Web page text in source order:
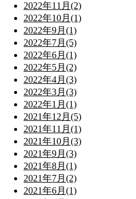
2022年11月(2)
2022年10月(1)
2022年9月(1)
2022年7月(5)
2022年6月(1)
2022年5月(2)
2022年4月(3)
2022年3月(3)
2022年1月(1)
2021年12月(5)
2021年11月(1)
2021年10月(3)
2021年9月(3)
2021年8月(1)
2021年7月(2)
2021年6月(1)